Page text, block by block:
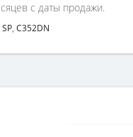
с даты продажи.
SP, C352DN